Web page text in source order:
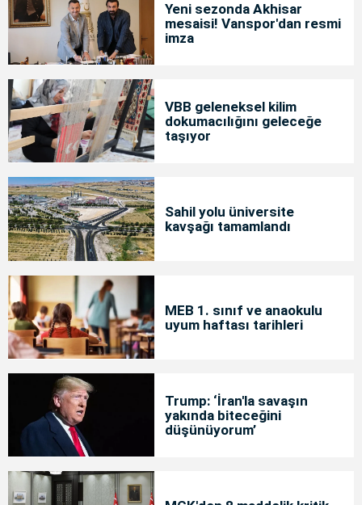
Yeni sezonda Akhisar
mesaisi! Vanspor'dan resmi
imza
VBB geleneksel kilim
dokumacılığını geleceğe
taşıyor
Sahil yolu üniversite
kavşağı tamamlandı
MEB 1. sınıf ve anaokulu
uyum haftası tarihleri
Trump: ‘İran'la savaşın
yakında biteceğini
düşünüyorum’